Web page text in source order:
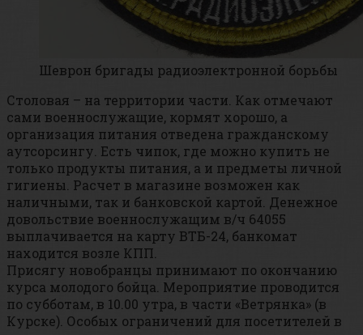
Шеврон бригады радиоэлектронной борьбы
Столовая – на территории части. Как отмечают
сами военнослужащие, кормят хорошо, а
организация питания отведена гражданскому
аутсорсингу. Есть чипок, где можно купить не
только продукты питания, а и предметы личной
гигиены. Расчет в магазине возможен как
наличными, так и банковской картой. Денежное
довольствие военнослужащим в/ч 64055
выплачивается на карту ВТБ-24, банкомат
находится возле КПП.
Присягу новобранцы принимают по окончанию
курса молодого бойца. Мероприятие проводится
по субботам, в 10.00 утра, в части «Ветрянка» (в
Курске). Особых ограничений для посетителей в